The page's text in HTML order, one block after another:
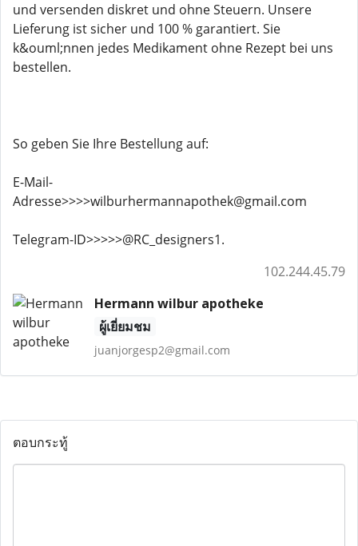
und versenden diskret und ohne Steuern. Unsere
Lieferung ist sicher und 100 % garantiert. Sie
k&ouml;nnen jedes Medikament ohne Rezept bei uns
bestellen.
So geben Sie Ihre Bestellung auf:
E-Mail-
Adresse>>>>wilburhermannapothek@gmail.com
Telegram-ID>>>>>@RC_designers1.
102.244.45.79
Hermann wilbur apotheke
ผู้เยี่ยมชม
juanjorgesp2@gmail.com
ตอบกระทู้